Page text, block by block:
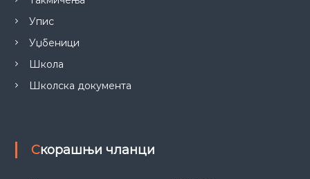
Упис
Уџбеници
Школа
Школска документа
Скорашњи чланци